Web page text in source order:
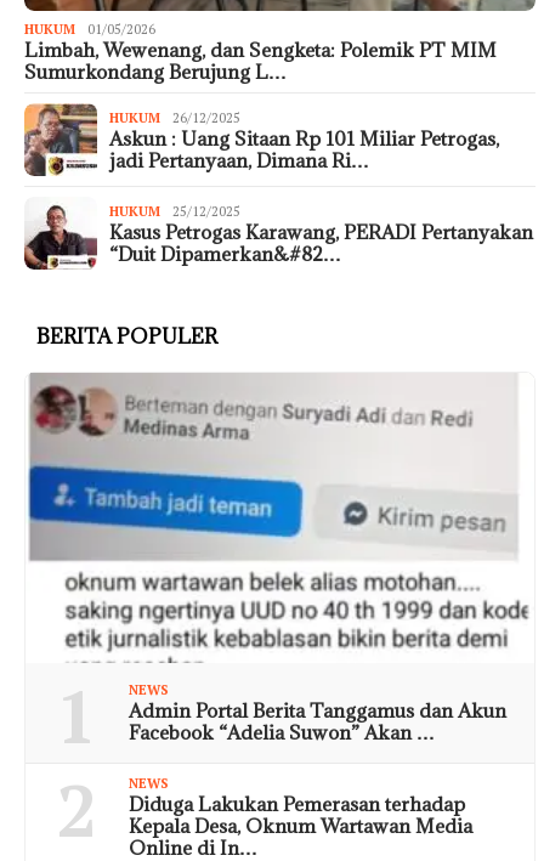
HUKUM 01/05/2026
Limbah, Wewenang, dan Sengketa: Polemik PT MIM
Sumurkondang Berujung L…
HUKUM 26/12/2025
Askun : Uang Sitaan Rp 101 Miliar Petrogas,
jadi Pertanyaan, Dimana Ri…
HUKUM 25/12/2025
Kasus Petrogas Karawang, PERADI Pertanyakan
“Duit Dipamerkan&#82…
BERITA POPULER
1 NEWS
Admin Portal Berita Tanggamus dan Akun
Facebook “Adelia Suwon” Akan …
2 NEWS
Diduga Lakukan Pemerasan terhadap
Kepala Desa, Oknum Wartawan Media
Online di In…